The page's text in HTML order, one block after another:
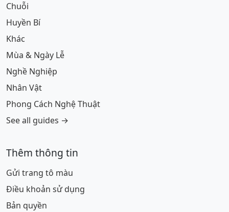
Chuỗi
Huyền Bí
Khác
Mùa & Ngày Lễ
Nghề Nghiệp
Nhân Vật
Phong Cách Nghệ Thuật
See all guides →
Thêm thông tin
Gửi trang tô màu
Điều khoản sử dụng
Bản quyền